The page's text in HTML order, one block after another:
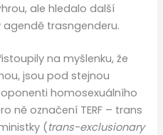
ale hledalo další
trasngenderu.
na myšlenku, že
jsou pod stejnou
homosexuálního
ně označení TERF – trans
(trans-exclusionary